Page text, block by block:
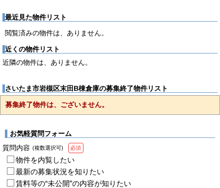
最近見た物件リスト
閲覧済みの物件は、ありません。
近くの物件リスト
近隣の物件は、ありません。
さいたま市岩槻区末田B棟倉庫の募集終了物件リスト
募集終了物件は、ございません。
お気軽質問フォーム
質問内容 (複数選択可) 必須
物件を内覧したい
最新の募集状況を知りたい
賃料等の“未公開”の内容が知りたい